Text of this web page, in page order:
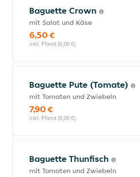
Baguette Crown
mit Salat und Käse
6,50 €
inkl. Pfand (0,00 €)
Baguette Pute (Tomate)
mit Tomaten und Zwiebeln
7,90 €
inkl. Pfand (0,00 €)
Baguette Thunfisch
mit Tomaten und Zwiebeln